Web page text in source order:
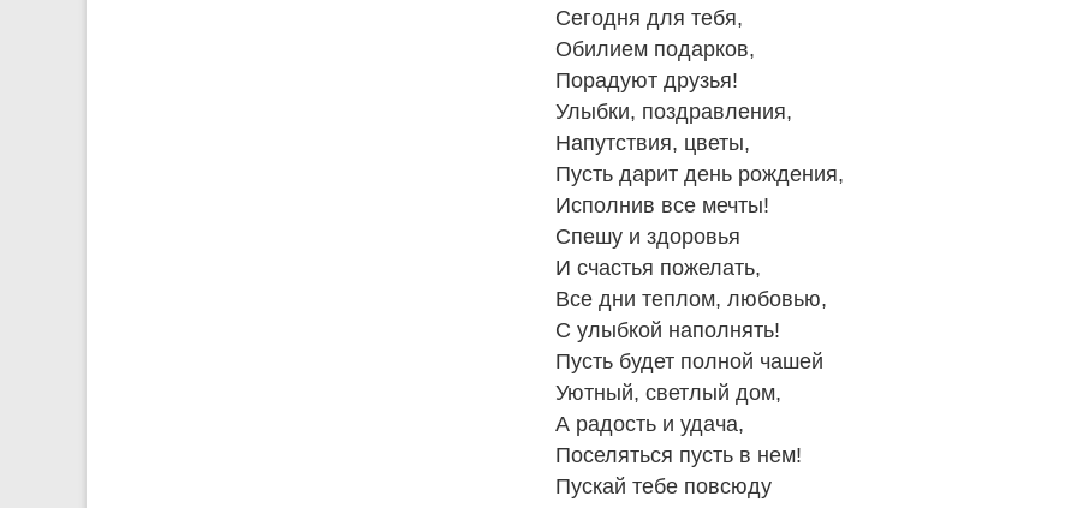
Сегодня для тебя,
Обилием подарков,
Порадуют друзья!
Улыбки, поздравления,
Напутствия, цветы,
Пусть дарит день рождения,
Исполнив все мечты!
Спешу и здоровья
И счастья пожелать,
Все дни теплом, любовью,
С улыбкой наполнять!
Пусть будет полной чашей
Уютный, светлый дом,
А радость и удача,
Поселяться пусть в нем!
Пускай тебе повсюду